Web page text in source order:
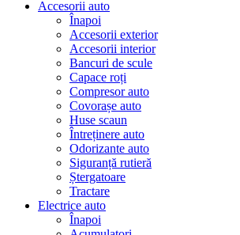
Accesorii auto
Înapoi
Accesorii exterior
Accesorii interior
Bancuri de scule
Capace roți
Compresor auto
Covorașe auto
Huse scaun
Întreținere auto
Odorizante auto
Siguranță rutieră
Ștergatoare
Tractare
Electrice auto
Înapoi